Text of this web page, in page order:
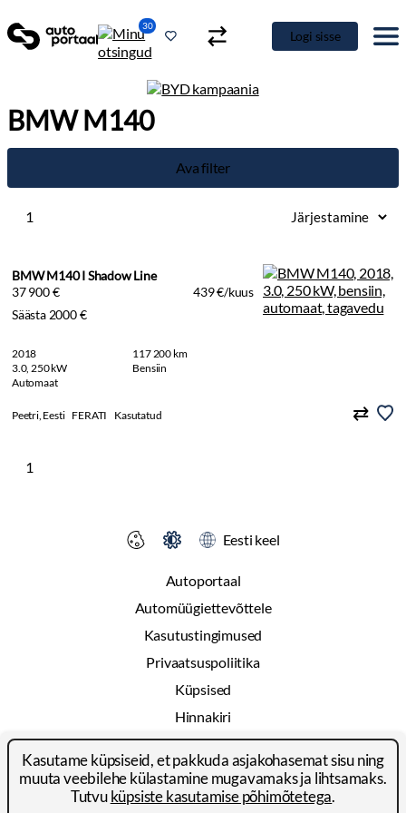
30
Logi sisse
BMW M140
Ava filter
1
BMW M140 I Shadow Line
37 900 €
439 €/kuus
Säästa 2000 €
2018
117 200 km
3.0, 250 kW
Bensiin
Automaat
Peetri, Eesti FERATI Kasutatud
1
Autoportaal
Automüügiettevõttele
Kasutustingimused
Privaatsuspoliitika
Küpsised
Hinnakiri
Reklaam
Kontakt
Eesti keel
Kasutame küpsiseid, et pakkuda asjakohasemat sisu ning
muuta veebilehe külastamine mugavamaks ja lihtsamaks.
Tutvuküpsiste kasutamise põhimõtetega.